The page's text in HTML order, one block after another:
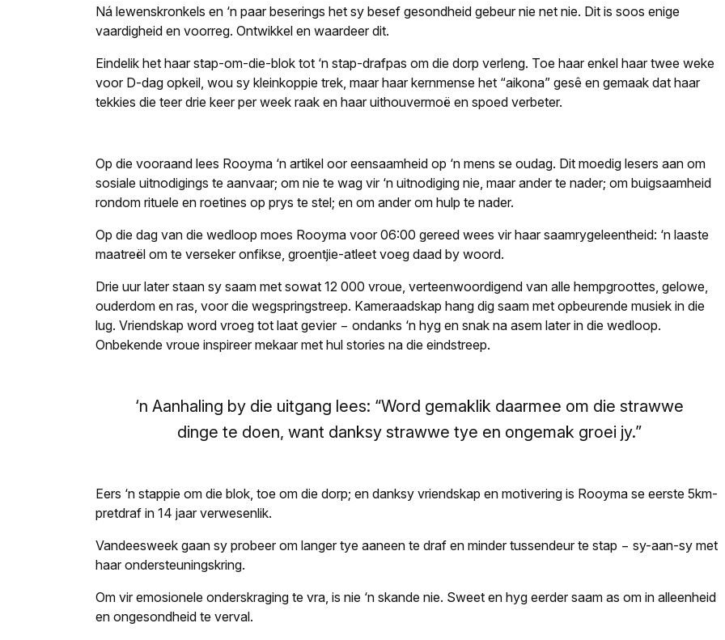
Ná lewenskronkels en ‘n paar beserings het sy besef gesondheid gebeur nie net nie. Dit is soos enige
vaardigheid en voorreg. Ontwikkel en waardeer dit.
Eindelik het haar stap-om-die-blok tot ‘n stap-drafpas om die dorp verleng. Toe haar enkel haar twee weke
voor D-dag opkeil, wou sy kleinkoppie trek, maar haar kernmense het “aikona” gesê en gemaak dat haar
tekkies die teer drie keer per week raak en haar uithouvermoë en spoed verbeter.
Op die vooraand lees Rooyma ‘n artikel oor eensaamheid op ‘n mens se oudag. Dit moedig lesers aan om
sosiale uitnodigings te aanvaar; om nie te wag vir ‘n uitnodiging nie, maar ander te nader; om buigsaamheid
rondom rituele en roetines op prys te stel; en om ander om hulp te nader.
Op die dag van die wedloop moes Rooyma voor 06:00 gereed wees vir haar saamrygeleentheid: ‘n laaste
maatreël om te verseker onfikse, groentjie-atleet voeg daad by woord.
Drie uur later staan sy saam met sowat 12 000 vroue, verteenwoordigend van alle hempgroottes, gelowe,
ouderdom en ras, voor die wegspringstreep. Kameraadskap hang dig saam met opbeurende musiek in die
lug. Vriendskap word vroeg tot laat gevier − ondanks ‘n hyg en snak na asem later in die wedloop.
Onbekende vroue inspireer mekaar met hul stories na die eindstreep.
‘n Aanhaling by die uitgang lees: “Word gemaklik daarmee om die strawwe
dinge te doen, want danksy strawwe tye en ongemak groei jy.”
Eers ‘n stappie om die blok, toe om die dorp; en danksy vriendskap en motivering is Rooyma se eerste 5km-
pretdraf in 14 jaar verwesenlik.
Vandeesweek gaan sy probeer om langer tye aaneen te draf en minder tussendeur te stap − sy-aan-sy met
haar ondersteuningskring.
Om vir emosionele onderskraging te vra, is nie ‘n skande nie. Sweet en hyg eerder saam as om in alleenheid
en ongesondheid te verval.